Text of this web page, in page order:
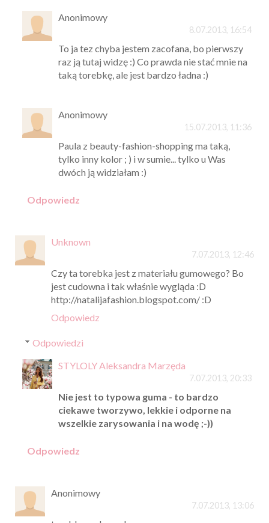
Anonimowy
8.07.2013, 16:54
To ja tez chyba jestem zacofana, bo pierwszy
raz ją tutaj widzę :) Co prawda nie stać mnie na
taką torebkę, ale jest bardzo ładna :)
Anonimowy
15.07.2013, 11:36
Paula z beauty-fashion-shopping ma taką,
tylko inny kolor ; ) i w sumie... tylko u Was
dwóch ją widziałam :)
Odpowiedz
Unknown
7.07.2013, 12:46
Czy ta torebka jest z materiału gumowego? Bo
jest cudowna i tak właśnie wygląda :D
http://natalijafashion.blogspot.com/ :D
Odpowiedz
Odpowiedzi
STYLOLY Aleksandra Marzęda
7.07.2013, 20:33
Nie jest to typowa guma - to bardzo
ciekawe tworzywo, lekkie i odporne na
wszelkie zarysowania i na wodę ;-))
Odpowiedz
Anonimowy
7.07.2013, 13:06